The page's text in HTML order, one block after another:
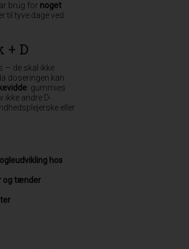
brug for noget
til tyve dage ved
+ D
— de skal ikke
doseringen kan
: gummies
ikke andre D-
eller
hos
og tænder